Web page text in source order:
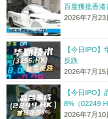
百度獲批香
2026年7月
【今日IPO
反跌
2026年7月
【今日IPO
8%（
2026年7月10